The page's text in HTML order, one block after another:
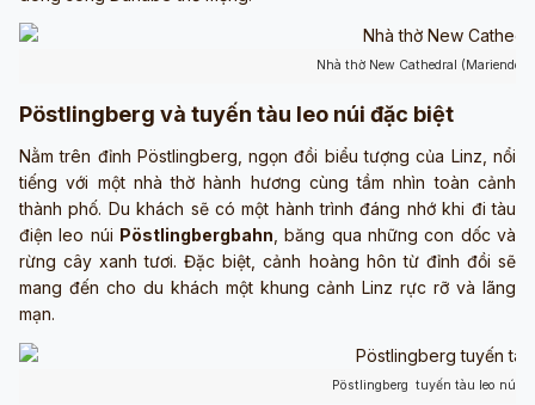
Nhà thờ New Cathedral
Pöstlingberg và tuyến tàu leo núi đặc biệt
Nằm trên đỉnh Pöstlingberg, ngọn đồi biểu tượng của Linz, nổi
tiếng với một nhà thờ hành hương cùng tầm nhìn toàn cảnh
thành phố. Du khách sẽ có một hành trình đáng nhớ khi đi tàu
điện leo núi Pöstlingbergbahn , băng qua những con dốc và
rừng cây xanh tươi. Đặc biệt, cảnh hoàng hôn từ đỉnh đồi sẽ
mang đến cho du khách một khung cảnh Linz rực rỡ và lãng
mạn.
Pöstlingberg tuyến tàu leo núi